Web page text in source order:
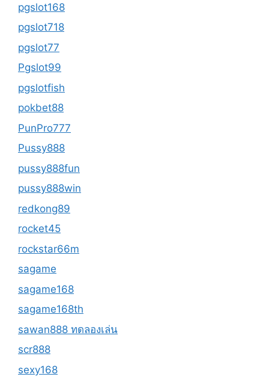
pgslot168
pgslot718
pgslot77
Pgslot99
pgslotfish
pokbet88
PunPro777
Pussy888
pussy888fun
pussy888win
redkong89
rocket45
rockstar66m
sagame
sagame168
sagame168th
sawan888 ทดลองเล่น
scr888
sexy168